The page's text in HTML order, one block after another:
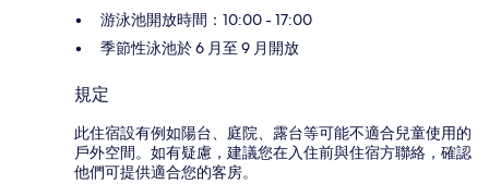
游泳池開放時間：10:00 - 17:00
季節性泳池於 6 月至 9 月開放
規定
此住宿設有例如陽台、庭院、露台等可能不適合兒童使用的
戶外空間。如有疑慮，建議您在入住前與住宿方聯絡，確認
他們可提供適合您的客房。